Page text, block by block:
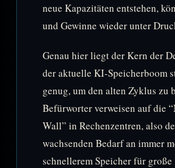
neue Kapazitäten entstehen,
und Gewinne wieder unter
Genau hier liegt der Kern der
der aktuelle KI-Speicherboom
genug, um den alten Zyklus zu
Befürworter verweisen auf die
Wall” in Rechenzentren, also
wachsenden Bedarf an immer
schnellerem Speicher für